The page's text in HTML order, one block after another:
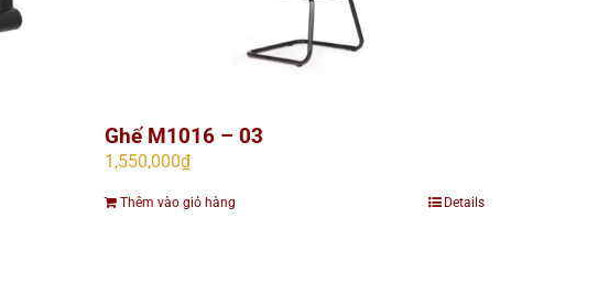
Ghế M1016 – 03
1,550,000₫
Thêm vào giỏ hàng Details